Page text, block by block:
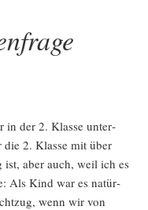
in der 2. Klas­se unter­
2. Klas­se mit über
aber auch, weil ich es
Als Kind war es natür­
wenn wir von